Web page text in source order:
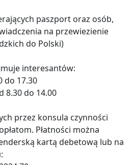
paszport oraz osób,
na przewiezienie
do Polski)
interesantów:
do 17.30
8.30 do 14.00
przez konsula czynności
Płatności można
kartą debetową lub na